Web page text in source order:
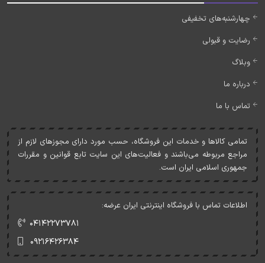
چهارشنبه‌های تخفیفی
رضایت و قبولی
وبلاگ
درباره ما
تماس با ما
تمامی کالاها و خدمات اين فروشگاه، حسب مورد دارای مجوزهای لازم از
مراجع مربوطه می‌باشند و فعاليت‌های اين سايت تابع قوانين و مقررات
جمهوری اسلامی ايران است.
اطلاعات تماس با فروشگاه اینترنتی ایران عرضه:
۰۴۱۴۲۲۷۳۷۸۱
۰۹۲۱۶۴۲۶۳۸۴